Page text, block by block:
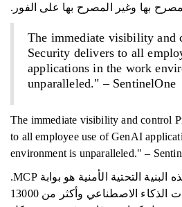
"The immediate visibility and
Security delivers to all
applications in the work
unparalleled." – SentinelOne
"The immediate visibility and control
to all employee use of GenAI
environment is unparalleled." –
أحد المكونات الرئيسية لهذه البنية التحتية الأمنية هو بوابة MCP.
يتم وضعه بين تطبيقات الذكاء الاصطناعي وأكثر من 13000